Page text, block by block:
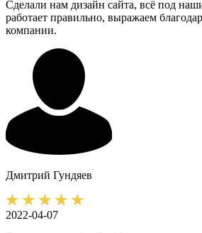
Сделали нам дизайн сайта, всё под
работает правильно, выражаем
компании.
Дмитрий Гундяев
2022-04-07